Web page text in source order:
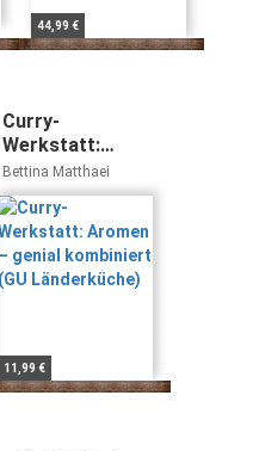
44,99 €
Curry-
Werkstatt:
Aromen – genial
kombiniert (GU
Länderküche)
Bettina Matthaei
11,99 €